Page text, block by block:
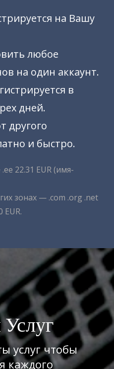
на Вашу
любое
на один аккаунт.
в
дней.
другого
и быстро.
22.31 EUR (имя-
зонах — .com .org .net
услуг чтобы
каждого